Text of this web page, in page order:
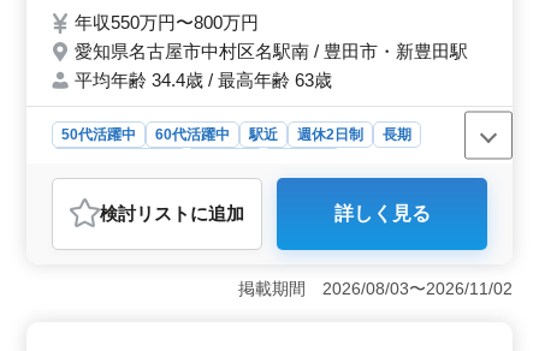
行に必要となる資料作成 ・施工状況の照会
及び確認 ・工事検査等への臨場 ・設計図書
と工事現場の確認 シニア層も活躍中です。
年収550万円〜800万円
愛知県名古屋市中村区名駅南 / 豊田市・新豊田駅
平均年齢 34.4歳 / 最高年齢 63歳
50代活躍中 60代活躍中 駅近 週休2日制
長期
おすすめポイント
＜魅力ポイント＞ 名古屋市での発注者支援業務のポジ
ションです。官公庁向けの公共事業計画や発注における
技術面のサポートを行います。シニア層も活躍できる環
検討リスト に追加 詳しく見る
掲載期間 2026/08/03〜2026/11/02